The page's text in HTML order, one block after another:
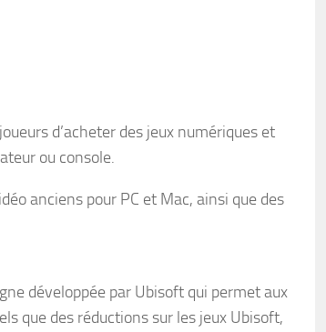
d’acheter des jeux numériques et
ou console.
anciens pour PC et Mac, ainsi que des
développée par Ubisoft qui permet aux
que des réductions sur les jeux Ubisoft,